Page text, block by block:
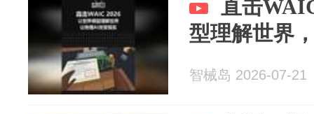
直击
型理解世界
智械岛 2026-07-21